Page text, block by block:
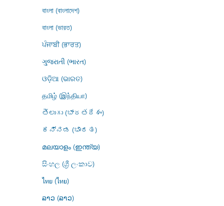
বাংলা (বাংলাদেশ)
বাংলা (ভারত)
ਪੰਜਾਬੀ (ਭਾਰਤ)
ગુજરાતી (ભારત)
ଓଡ଼ିଆ (ଭାରତ)
தமிழ் (இந்தியா)
తెలుగు (భారతదేశం)
ಕನ್ನಡ (ಭಾರತ)
മലയാളം (ഇന്ത്യ)
සිංහල (ශ්‍රී ලංකාව)
ไทย (ไทย)
ລາວ (ລາວ)